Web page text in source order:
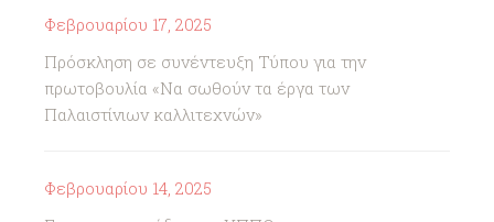
Φεβρουαρίου 17, 2025
Πρόσκληση σε συνέντευξη Τύπου για την
πρωτοβουλία «Να σωθούν τα έργα των
Παλαιστίνιων καλλιτεχνών»
Φεβρουαρίου 14, 2025